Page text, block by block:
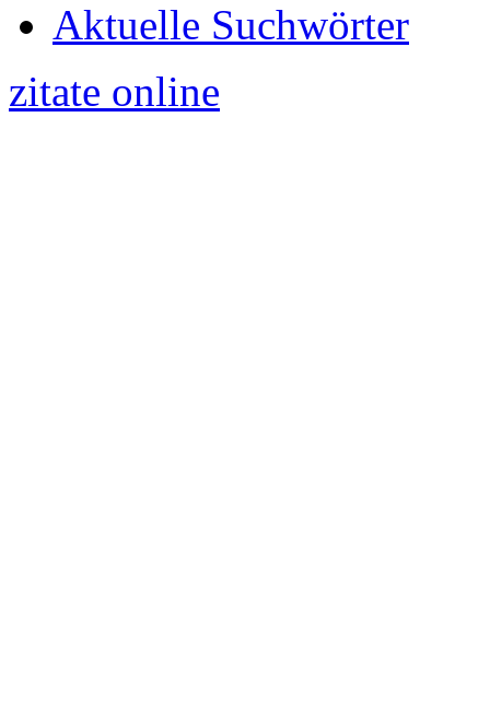
Aktuelle Suchwörter
zitate online